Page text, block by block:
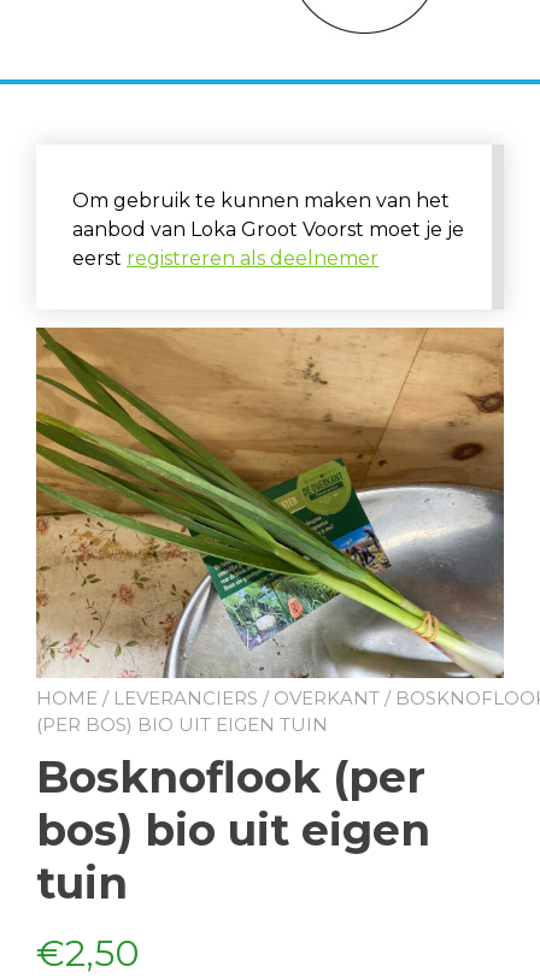
Om gebruik te kunnen maken van het
aanbod van Loka Groot Voorst moet je je
eerst registreren als deelnemer
HOME / LEVERANCIERS / OVERKANT /
(PER BOS) BIO UIT EIGEN TUIN
Bosknoflook (per
bos) bio uit eigen
tuin
€2,50